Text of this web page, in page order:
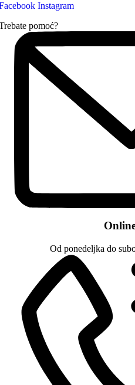
Instagram
pomoć?
Od ponedeljka do